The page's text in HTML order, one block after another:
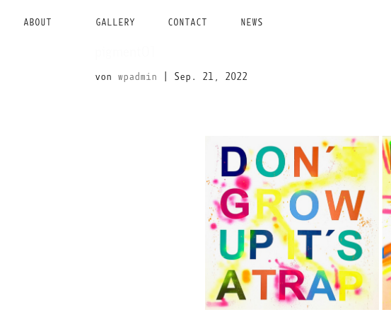
ABOUT GALLERY CONTACT NEWS
von wpadmin Sep. 21, 2022